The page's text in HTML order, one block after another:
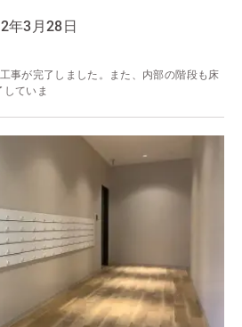
年3月28日
事が完了しました。また、内部の階段も床
ていま